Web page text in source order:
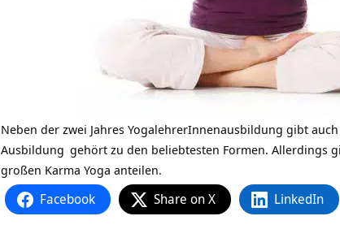
Neben der zwei Jahres YogalehrerInnenausbildung gibt
Ausbildung gehört zu den beliebtesten Formen. Allerdings
großen Karma Yoga anteilen.
Facebook Share on X LinkedIn